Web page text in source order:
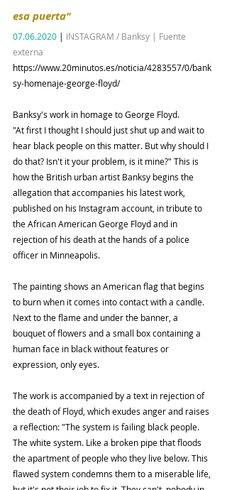
esa puerta"
07.06.2020 | INSTAGRAM / Banksy | Fuente
externa
https://www.20minutos.es/noticia/4283557/0/bank
sy-homenaje-george-floyd/
Banksy's work in homage to George Floyd.
"At first I thought I should just shut up and wait to
hear black people on this matter. But why should I
do that? Isn't it your problem, is it mine?" This is
how the British urban artist Banksy begins the
allegation that accompanies his latest work,
published on his Instagram account, in tribute to
the African American George Floyd and in
rejection of his death at the hands of a police
officer in Minneapolis.
The painting shows an American flag that begins
to burn when it comes into contact with a candle.
Next to the flame and under the banner, a
bouquet of flowers and a small box containing a
human face in black without features or
expression, only eyes.
The work is accompanied by a text in rejection of
the death of Floyd, which exudes anger and raises
a reflection: "The system is failing black people.
The white system. Like a broken pipe that floods
the apartment of people who they live below. This
flawed system condemns them to a miserable life,